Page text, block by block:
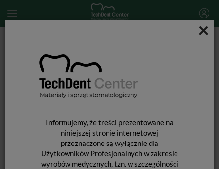
×
Informujemy, że treści prezentowane na
niniejszej stronie internetowej
przeznaczone są wyłącznie dla
Użytkowników Profesjonalnych w zakresie
wyrobów medycznych, tzn. w szczególności
MATERIAŁY WYPEŁNIENIOWE PÓŁPŁYNNE
Charisma Opal Flow / 1,8g